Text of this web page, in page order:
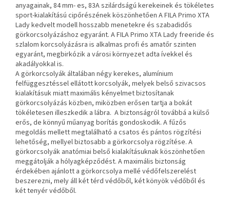
anyagainak, 84 mm- es, 83A szilárdságú kerekeinek és tökéletes
sport-kialakítású cipőrészének köszönhetően A FILA Primo XTA
Lady kedvelt modell hosszabb menetekre és szabadidős
görkorcsolyázáshoz egyaránt. A FILA Primo XTA Lady freeride és
szlalom korcsolyázásra is alkalmas profi és amatőr szinten
egyaránt, megbirkózik a városi környezet adta ívekkel és
akadályokkal is.
A görkorcsolyák általában négy kerekes, alumínium
felfüggesztéssel ellátott korcsolyák, melyek belső szivacsos
kialakításuk miatt maximális kényelmet biztosítanak
görkorcsolyázás közben, miközben erősen tartja a bokát
tökéletesen illeszkedik a lábra. A biztonságról továbbá a külső
erős, de könnyű műanyag borítás gondoskodik. A fűzős
megoldás mellett megtalálható a csatos és pántos rögzítési
lehetőség, mellyel biztosabb a görkorcsolya rögzítése. A
görkorcsolyák anatómiai belső kialakításuknak köszönhetően
meggátolják a hólyagképződést. A maximális biztonság
érdekében ajánlott a görkorcsolya mellé védőfelszerelést
beszerezni, mely áll két térd védőből, két könyök védőből és
két tenyér védőből.